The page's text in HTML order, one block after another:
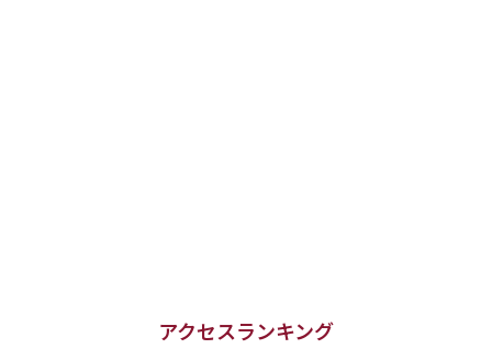
アクセスランキング